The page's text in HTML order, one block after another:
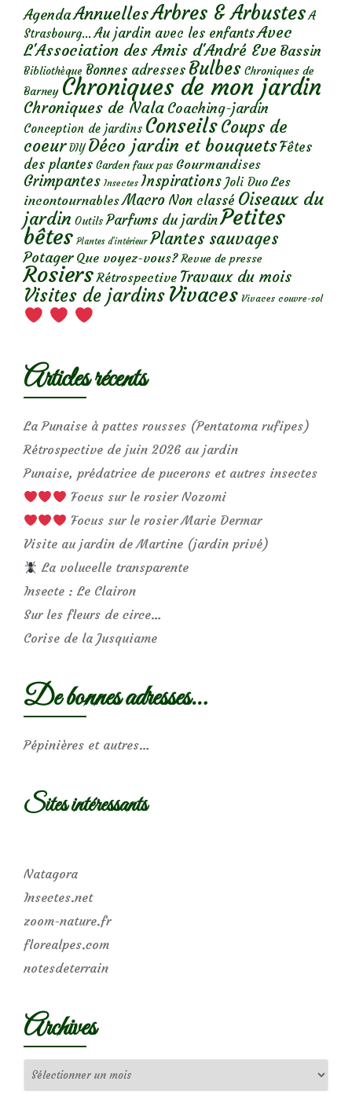
AgendaAnnuellesArbres & Arbustes A
Strasbourg... Au jardin avec les enfantsAvec
L'Association des Amis d'André Eve Bassin
Bibliothèque Bonnes adresses Bulbes Chroniques de
Barney Chroniques de mon jardin
Chroniques de Nala Coaching-jardin
Conception de jardins ConseilsCoups de
coeur DIY Déco jardin et bouquetsFêtes
des plantes Garden faux pas Gourmandises
Grimpantes Insectes Inspirations Joli Duo Les
incontournables Macro Non classé Oiseaux du
jardin Outils Parfums du jardinPetites
bêtes Plantes d’intérieur Plantes sauvages
Potager Que voyez-vous? Revue de presse
Rosiers Rétrospective Travaux du mois
Visites de jardins Vivaces Vivaces couvre-sol
Articles récents
La Punaise à pattes rousses (Pentatoma rufipes)
Rétrospective de juin 2026 au jardin
Punaise, prédatrice de pucerons et autres insectes
Focus sur le rosier Nozomi
Focus sur le rosier Marie Dermar
Visite au jardin de Martine (jardin privé)
La volucelle transparente
Insecte : Le Clairon
Sur les fleurs de circe…
Corise de la Jusquiame
De bonnes adresses…
Pépinières et autres…
Sites intéressants
Natagora
Insectes.net
zoom-nature.fr
florealpes.com
notesdeterrain
Archives